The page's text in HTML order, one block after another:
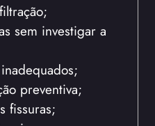
sem investigar a
preventiva;
fissuras;